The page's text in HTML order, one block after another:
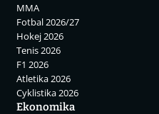
MMA
Fotbal 2026/27
Hokej 2026
Tenis 2026
F1 2026
Atletika 2026
Cyklistika 2026
Ekonomika